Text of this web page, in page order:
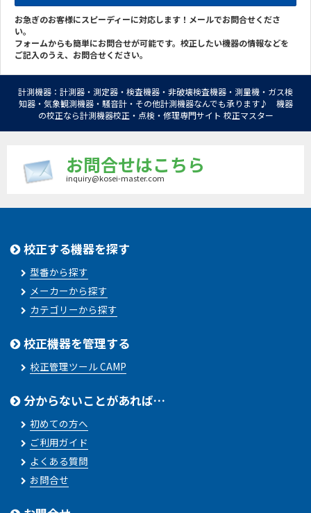
お急ぎのお客様にスピーディーに対応します！メールでお問合せくださ
い。
フォームからも簡単にお問合せが可能です。校正したい機器の情報などを
ご記入のうえ、お問合せください。
計測機器：計測器・測定器・検査機器・非破壊検査機器・測量機・ガス検
知器・気象観測機器・騒音計・その他計測機器なんでも承ります♪ 機器
の校正なら計測機器校正・点検・修理専門サイト 校正マスター
お問合せはこちら
inquiry@kosei-master.com
校正する機器を探す
型番から探す
メーカーから探す
カテゴリーから探す
校正機器を管理する
校正管理ツール CAMP
分からないことがあれば…
初めての方へ
ご利用ガイド
よくある質問
お問合せ